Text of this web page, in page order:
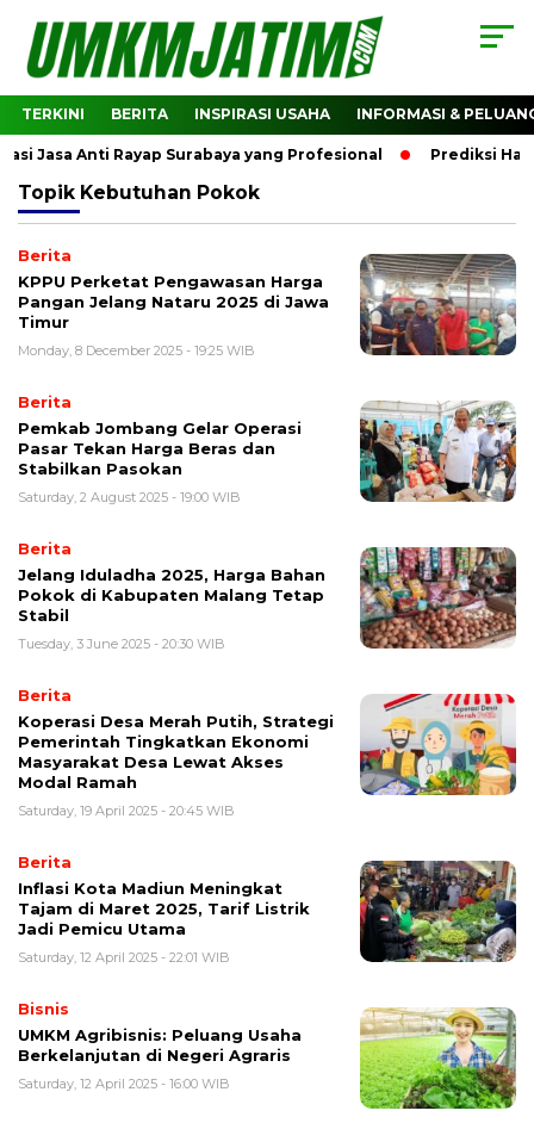
TERKINI BERITA INSPIRASI USAHA INFORMASI &
Anti Rayap Surabaya yang Profesional Prediksi Harga
Topik Kebutuhan Pokok
Berita
KPPU Perketat Pengawasan Harga
Pangan Jelang Nataru 2025 di Jawa
Timur
Monday, 8 December 2025 - 19:25 WIB
Berita
Pemkab Jombang Gelar Operasi
Pasar Tekan Harga Beras dan
Stabilkan Pasokan
Saturday, 2 August 2025 - 19:00 WIB
Berita
Jelang Iduladha 2025, Harga Bahan
Pokok di Kabupaten Malang Tetap
Stabil
Tuesday, 3 June 2025 - 20:30 WIB
Berita
Koperasi Desa Merah Putih, Strategi
Pemerintah Tingkatkan Ekonomi
Masyarakat Desa Lewat Akses
Modal Ramah
Saturday, 19 April 2025 - 20:45 WIB
Berita
Inflasi Kota Madiun Meningkat
Tajam di Maret 2025, Tarif Listrik
Jadi Pemicu Utama
Saturday, 12 April 2025 - 22:01 WIB
Bisnis
UMKM Agribisnis: Peluang Usaha
Berkelanjutan di Negeri Agraris
Saturday, 12 April 2025 - 16:00 WIB